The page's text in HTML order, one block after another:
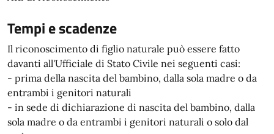
Tempi e scadenze
Il riconoscimento di figlio naturale può essere fatto
davanti all'Ufficiale di Stato Civile nei seguenti casi:
- prima della nascita del bambino, dalla sola madre o da
entrambi i genitori naturali
- in sede di dichiarazione di nascita del bambino, dalla
sola madre o da entrambi i genitori naturali o solo dal